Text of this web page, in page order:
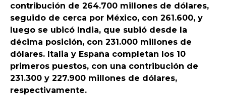
contribución de 264.700 millones de dólares,
seguido de cerca por México, con 261.600, y
luego se ubicó India, que subió desde la
décima posición, con 231.000 millones de
dólares. Italia y España completan los 10
primeros puestos, con una contribución de
231.300 y 227.900 millones de dólares,
respectivamente.